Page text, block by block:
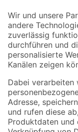
Der toom Newsletter:
Zur Newsletter
Folge uns
Zahlungsarten